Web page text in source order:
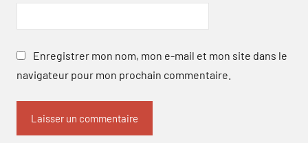
Enregistrer mon nom, mon e-mail et mon site dans le
navigateur pour mon prochain commentaire.